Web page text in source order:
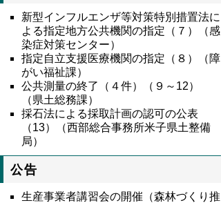
新型インフルエンザ等対策特別措置法に
よる指定地方公共機関の指定 （７）（感
染症対策センター）
指定自立支援医療機関の指定（８）（障
がい福祉課）
公共測量の終了（４件）（９～ 12）
（県土総務課）
採石法による採取計画の認可の公表
（13）（西部総合事務所米子県土整備
局）
公告
生産事業者講習会の開催（森林づくり推